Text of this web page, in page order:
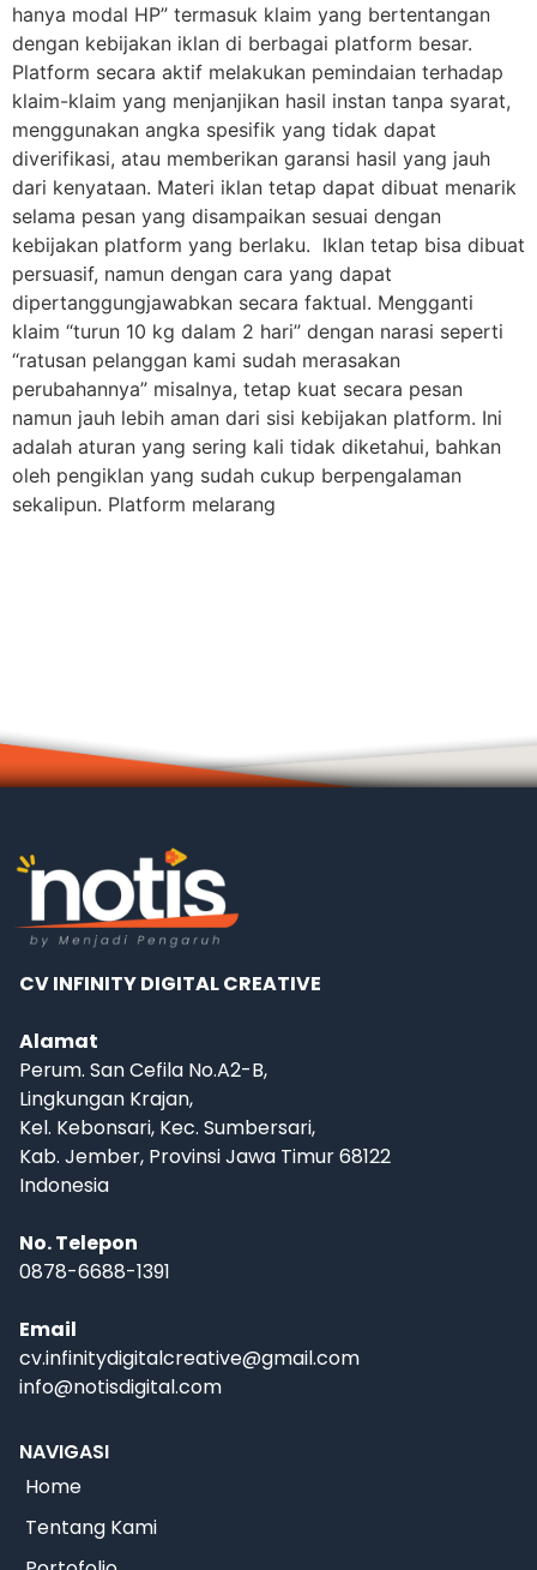
hanya modal HP” termasuk klaim yang bertentangan
dengan kebijakan iklan di berbagai platform besar.
Platform secara aktif melakukan pemindaian terhadap
klaim-klaim yang menjanjikan hasil instan tanpa syarat,
menggunakan angka spesifik yang tidak dapat
diverifikasi, atau memberikan garansi hasil yang jauh
dari kenyataan. Materi iklan tetap dapat dibuat menarik
selama pesan yang disampaikan sesuai dengan
kebijakan platform yang berlaku. Iklan tetap bisa dibuat
persuasif, namun dengan cara yang dapat
dipertanggungjawabkan secara faktual. Mengganti
klaim “turun 10 kg dalam 2 hari” dengan narasi seperti
“ratusan pelanggan kami sudah merasakan
perubahannya” misalnya, tetap kuat secara pesan
namun jauh lebih aman dari sisi kebijakan platform. Ini
adalah aturan yang sering kali tidak diketahui, bahkan
oleh pengiklan yang sudah cukup berpengalaman
sekalipun. Platform melarang
CV INFINITY DIGITAL CREATIVE
Alamat
Perum. San Cefila No.A2-B,
Lingkungan Krajan,
Kel. Kebonsari, Kec. Sumbersari,
Kab. Jember, Provinsi Jawa Timur 68122
Indonesia
No. Telepon
0878-6688-1391
Email
cv.infinitydigitalcreative@gmail.com
info@notisdigital.com
NAVIGASI
Home
Tentang Kami